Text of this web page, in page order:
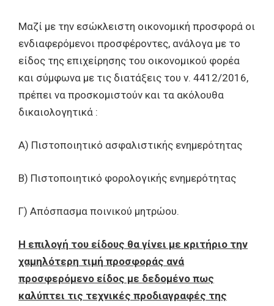
Μαζί με την εσώκλειστη οικονομική προσφορά οι
ενδιαφερόμενοι προσφέροντες, ανάλογα με το
είδος της επιχείρησης του οικονομικού φορέα
και σύμφωνα με τις διατάξεις του ν. 4412/2016,
πρέπει να προσκομιστούν και τα ακόλουθα
δικαιολογητικά :
Α) Πιστοποιητικό ασφαλιστικής ενημερότητας
Β) Πιστοποιητικό φορολογικής ενημερότητας
Γ) Απόσπασμα ποινικού μητρώου.
Η επιλογή του είδους θα γίνει με κριτήριο την
χαμηλότερη τιμή προσφοράς ανά
προσφερόμενο είδος με δεδομένο πως
καλύπτει τις τεχνικές προδιαγραφές της